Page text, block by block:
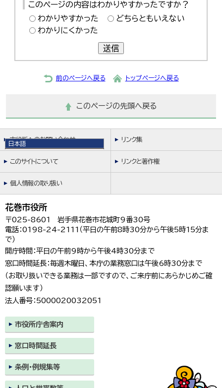
日本語
English
한국어
简体中文
このページの内容はわかりやすかったですか？
わかりやすかった
どちらともいえない
わかりにくかった
送信
前のページへ戻る トップページへ戻る
このページの先頭へ戻る
市役所へのお問い合わせ リンク集
このサイトについて リンクと著作権
個人情報の取り扱い
花巻市役所
〒025-8601 岩手県花巻市花城町9番30号
電話：0198-24-2111（平日の午前8時30分から午後5時15分ま
で）
開庁時間：平日の午前9時から午後4時30分まで
窓口時間延長：毎週木曜日、本庁の業務窓口は午後6時30分まで
（お取り扱いできる業務は一部ですので、ご来庁前にあらかじめご確
認願います）
法人番号：5000020032051
市役所庁舎案内
窓口時間延長
条例・例規集等